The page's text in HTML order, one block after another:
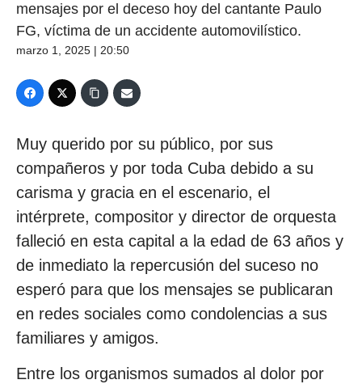
mensajes por el deceso hoy del cantante Paulo
FG, víctima de un accidente automovilístico.
marzo 1, 2025 | 20:50
Muy querido por su público, por sus
compañeros y por toda Cuba debido a su
carisma y gracia en el escenario, el
intérprete, compositor y director de orquesta
falleció en esta capital a la edad de 63 años y
de inmediato la repercusión del suceso no
esperó para que los mensajes se publicaran
en redes sociales como condolencias a sus
familiares y amigos.
Entre los organismos sumados al dolor por